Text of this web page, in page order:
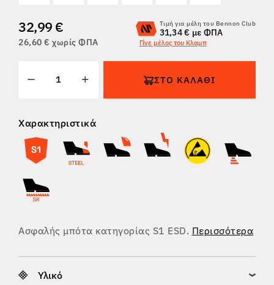
32,99 €
26,60 € χωρίς ΦΠΑ
Τιμή για μέλη του Bennon Club
31,34 € με ΦΠΑ
Γίνε μέλος του Κλαμπ
ΣΤΟ ΚΑΛΆΘΙ
Χαρακτηριστικά
Ασφαλής μπότα κατηγορίας S1 ESD. Περισσότερα
Υλικό